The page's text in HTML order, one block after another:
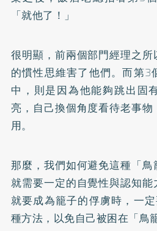
「就他了！」
很明顯，前兩個部門經理之
的慣性思維害了他們。而第3
中，則是因為他能夠跳出固
亮，自己換個角度看待老事
用。
那麼，我們如何避免這種「
就需要一定的自覺性與認知
就要成為籠子的俘虜時，一
種方法，以免自己被困在「鳥